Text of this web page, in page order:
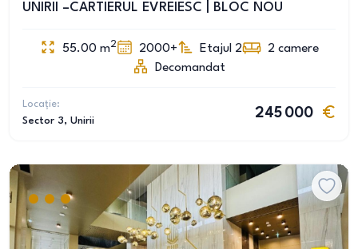
UNIRII –CARTIERUL EVREIESC | BLOC NOU
55.00 m2 2000+ Etajul 2 2 camere
Decomandat
Locație:
Sector 3, Unirii
245 000